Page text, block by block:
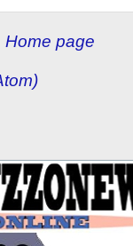
Home page